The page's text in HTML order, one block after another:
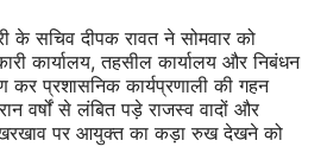
सचिव दीपक रावत ने सोमवार को
कार्यालय, तहसील कार्यालय और निबंधन
कर प्रशासनिक कार्यप्रणाली की गहन
वर्षों से लंबित पड़े राजस्व वादों और
पर आयुक्त का कड़ा रुख देखने को